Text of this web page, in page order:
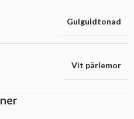
Gulguldtonad
Vit pärlemor